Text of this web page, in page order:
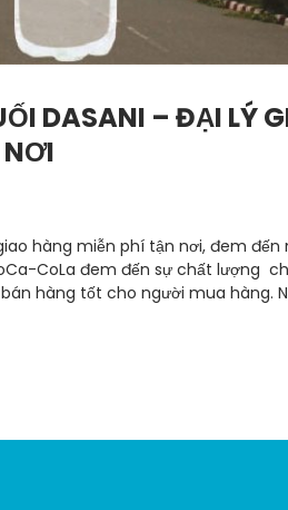
DASANI – ĐẠI LÝ
hàng miễn phí tận nơi, đem đến
CoLa đem đến sự chất lượng
hàng tốt cho người mua hàng.